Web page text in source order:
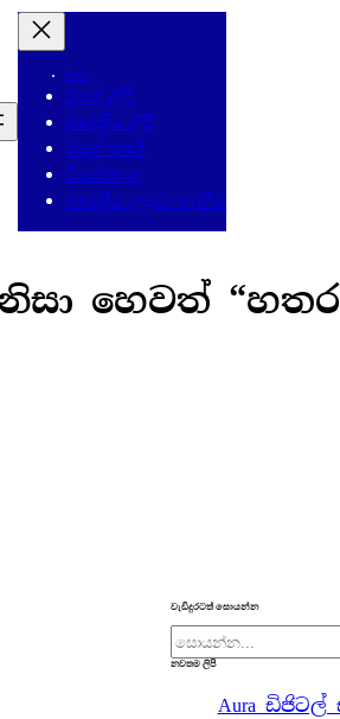
Home
මගේ ලිපි
ශාස්ත්‍රීය ලිපි
මගේ කෘති
විශේෂාංග
ශාස්ත්‍රීය උපුටා ගැනීම්
හෙවත් “හතර
වැඩිදුරටත් සොයන්න
S
e
නවතම ලිපි
Aura